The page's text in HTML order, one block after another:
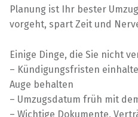
Planung ist Ihr bester
vorgeht, spart Zeit und
Einige Dinge, die Sie nicht
– Kündigungsfristen
Auge behalten
– Umzugsdatum früh mit
– Wichtige Dokumente,